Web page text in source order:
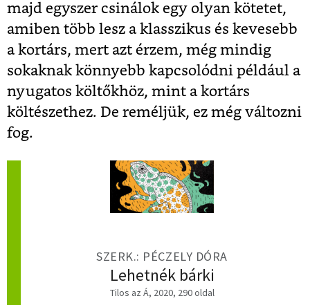
majd egyszer csinálok egy olyan kötetet,
amiben több lesz a klasszikus és kevesebb
a kortárs, mert azt érzem, még mindig
sokaknak könnyebb kapcsolódni például a
nyugatos költőkhöz, mint a kortárs
költészethez. De reméljük, ez még változni
fog.
SZERK.: PÉCZELY DÓRA
Lehetnék bárki
Tilos az Á, 2020, 290 oldal